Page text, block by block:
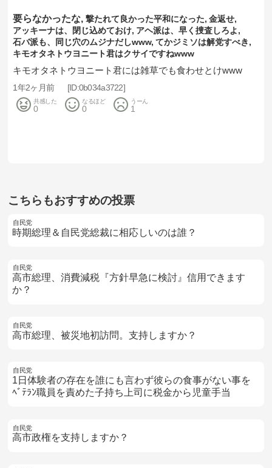
要らなかったな 撃たれて良かった平和になった 金返せ
アッキーナは、閉じ込めておけ アヘ派は、早く捜査しろよ
石バ派も、同じ穴のムジナだしwww てかジミソは解党すべき
キモオタネトウヨニート君はクサイですねwww
キモオタネトウヨニート君には雑草でも食わせとけwww
1年2ヶ月前 0b034a3722
共感した
0
なるほど
0
うーん
1
こちらもおすすめの投票
自民党
時期総理＆自民党総裁に相応しいのは誰？
自民党
高市総理、消費減税『方針早急に検討』信用できます
か？
自民党
高市総理、被災地初訪問。支持しますか？
自民党
1日体験者の存在を誰にも言わず彼らの食事がない事を
ﾍﾞﾃﾗﾝ職員を責めた子持ち上司に税金から児童手当
自民党
高市政権を支持しますか？